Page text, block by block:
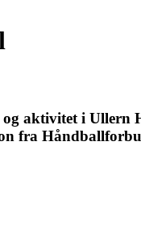
aktivitet i Ullern
fra